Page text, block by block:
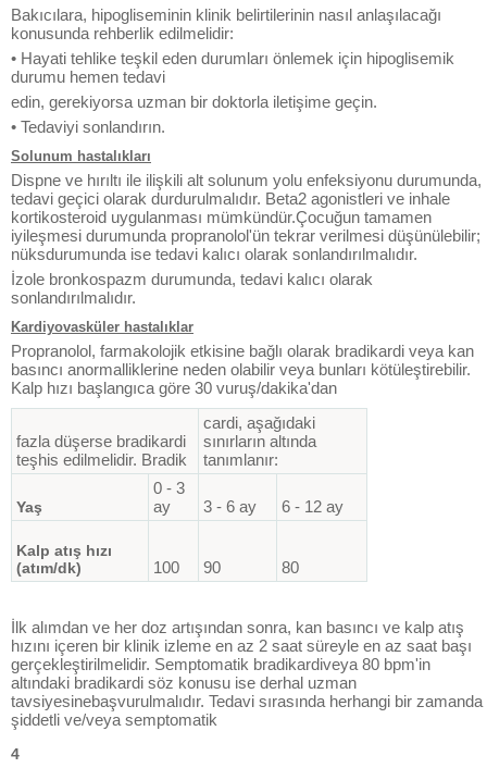
Bakıcılara, hipogliseminin klinik belirtilerinin nasıl anlaşılacağı
konusunda rehberlik edilmelidir:
• Hayati tehlike teşkil eden durumları önlemek için hipoglisemik
durumu hemen tedavi
edin, gerekiyorsa uzman bir doktorla iletişime geçin.
• Tedaviyi sonlandırın.
Solunum hastalıkları
Dispne ve hırıltı ile ilişkili alt solunum yolu enfeksiyonu durumunda,
tedavi geçici olarak durdurulmalıdır. Beta2 agonistleri ve inhale
kortikosteroid uygulanması mümkündür.Çocuğun tamamen
iyileşmesi durumunda propranolol'ün tekrar verilmesi düşünülebilir;
nüksdurumunda ise tedavi kalıcı olarak sonlandırılmalıdır.
İzole bronkospazm durumunda, tedavi kalıcı olarak
sonlandırılmalıdır.
Kardiyovasküler hastalıklar
Propranolol, farmakolojik etkisine bağlı olarak bradikardi veya kan
basıncı anormalliklerine neden olabilir veya bunları kötüleştirebilir.
Kalp hızı başlangıca göre 30 vuruş/dakika'dan
fazla düşerse bradikardi
teşhis edilmelidir. Bradik
cardi, aşağıdaki
sınırların altında
tanımlanır:
Yaş
0 - 3
ay
3 - 6 ay 6 - 12 ay
Kalp atış hızı
(atım/dk)
100 90 80
İlk alımdan ve her doz artışından sonra, kan basıncı ve kalp atış
hızını içeren bir klinik izleme en az 2 saat süreyle en az saat başı
gerçekleştirilmelidir. Semptomatik bradikardiveya 80 bpm'in
altındaki bradikardi söz konusu ise derhal uzman
tavsiyesinebaşvurulmalıdır. Tedavi sırasında herhangi bir zamanda
şiddetli ve/veya semptomatik
4